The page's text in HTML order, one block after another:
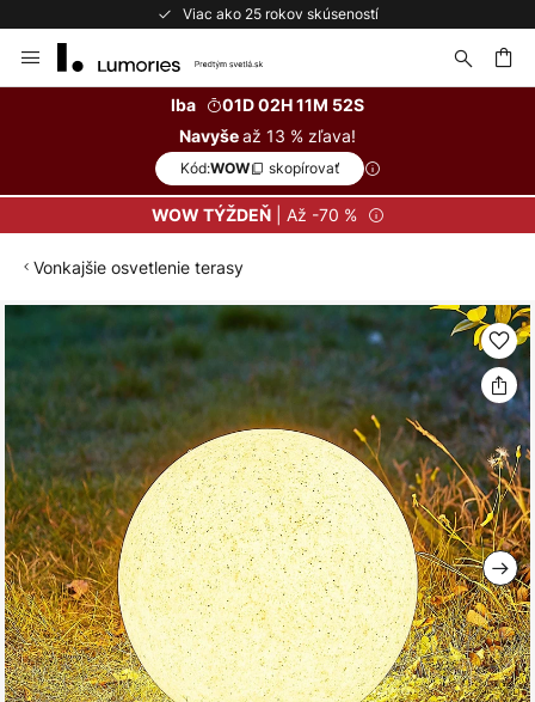
Viac ako 25 rokov skúseností
to
Iba
01D 02H 11M 51S
Navyšeaž 13 % zľava!
Kód:WOW skopírovať
WOW TÝŽDEŇ| Až -70 %
Vonkajšie osvetlenie terasy
Preskočiť
koniec
galérie
obrázkov